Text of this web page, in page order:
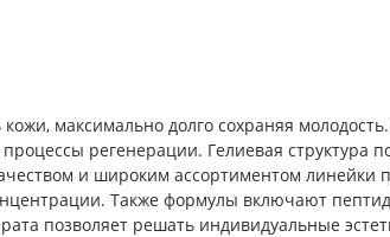
максимально долго сохраняя
регенерации. Гелиевая структура
и широким ассортиментом линейки
Также формулы включают
позволяет решать индивидуальные